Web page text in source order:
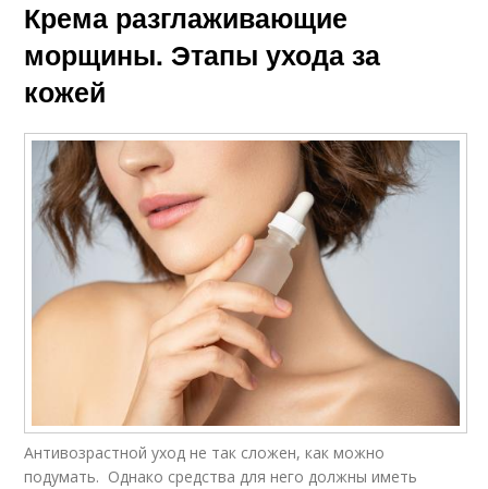
Крема разглаживающие
морщины. Этапы ухода за
кожей
Антивозрастной уход не так сложен, как можно
подумать. Однако средства для него должны иметь